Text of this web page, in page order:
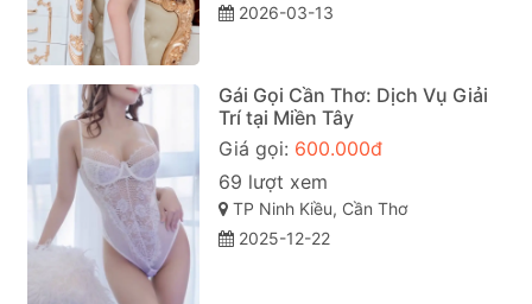
2026-03-13
Gái Gọi Cần Thơ: Dịch Vụ Giải
Trí tại Miền Tây
Giá gọi: 600.000đ
69 lượt xem
TP Ninh Kiều, Cần Thơ
2025-12-22